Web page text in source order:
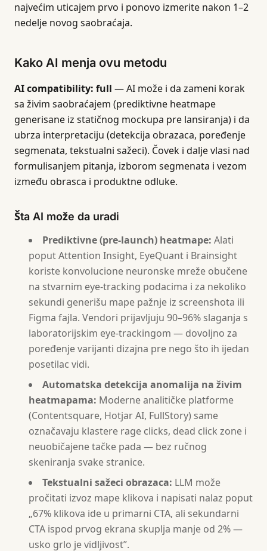
najvećim uticajem prvo i ponovo izmerite nakon 1–2
nedelje novog saobraćaja.
Kako AI menja ovu metodu
AI compatibility: full — AI može i da zameni korak
sa živim saobraćajem (prediktivne heatmape
generisane iz statičnog mockupa pre lansiranja) i da
ubrza interpretaciju (detekcija obrazaca, poređenje
segmenata, tekstualni sažeci). Čovek i dalje vlasi nad
formulisanjem pitanja, izborom segmenata i vezom
između obrasca i produktne odluke.
Šta AI može da uradi
Prediktivne (pre-launch) heatmape: Alati
poput Attention Insight, EyeQuant i Brainsight
koriste konvolucione neuronske mreže obučene
na stvarnim eye-tracking podacima i za nekoliko
sekundi generišu mape pažnje iz screenshota ili
Figma fajla. Vendori prijavljuju 90–96% slaganja s
laboratorijskim eye-trackingom — dovoljno za
poređenje varijanti dizajna pre nego što ih ijedan
posetilac vidi.
Automatska detekcija anomalija na živim
heatmapama: Moderne analitičke platforme
(Contentsquare, Hotjar AI, FullStory) same
označavaju klastere rage clicks, dead click zone i
neuobičajene tačke pada — bez ručnog
skeniranja svake stranice.
Tekstualni sažeci obrazaca: LLM može
pročitati izvoz mape klikova i napisati nalaz poput
„67% klikova ide u primarni CTA, ali sekundarni
CTA ispod prvog ekrana skuplja manje od 2% —
usko grlo je vidljivost”.